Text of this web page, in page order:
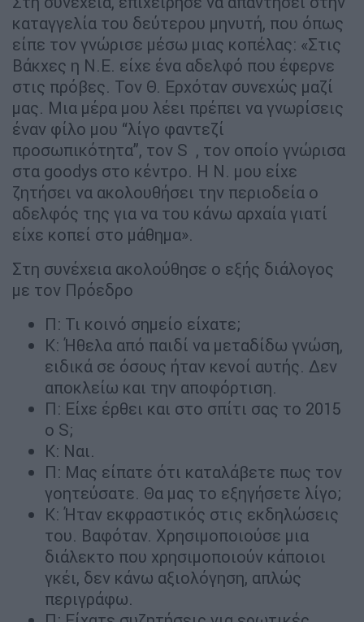
καταγγελία του δεύτερου μηνυτή, που όπως
είπε τον γνώρισε μέσω μιας κοπέλας: «Στις
Βάκχες η Ν.Ε. είχε ένα αδελφό που έφερνε
στις πρόβες. Τον Θ. Ερχόταν συνεχώς μαζί
μας. Μια μέρα μου λέει πρέπει να γνωρίσεις
έναν φίλο μου “λίγο φαντεζί
προσωπικότητα”, τον S , τον οποίο γνώρισα
στα goodys στο κέντρο. Η N. μου είχε
ζητήσει να ακολουθήσει την περιοδεία ο
αδελφός της για να του κάνω αρχαία γιατί
είχε κοπεί στο μάθημα».
Στη συνέχεια ακολούθησε ο εξής διάλογος
με τον Πρόεδρο
Π: Τι κοινό σημείο είχατε;
Κ: Ήθελα από παιδί να μεταδίδω γνώση,
ειδικά σε όσους ήταν κενοί αυτής. Δεν
αποκλείω και την αποφόρτιση.
Π: Είχε έρθει και στο σπίτι σας το 2015
ο S;
Κ: Ναι.
Π: Μας είπατε ότι καταλάβετε πως τον
γοητεύσατε. Θα μας το εξηγήσετε λίγο;
Κ: Ήταν εκφραστικός στις εκδηλώσεις
του. Βαφόταν. Χρησιμοποιούσε μια
διάλεκτο που χρησιμοποιούν κάποιοι
γκέι, δεν κάνω αξιολόγηση, απλώς
περιγράφω.